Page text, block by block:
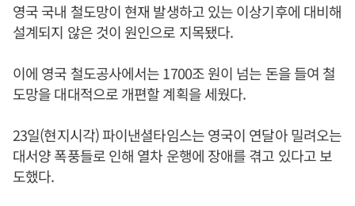
영국 국내 철도망이 현재 발생하고 있는 이상기후에 대비해
설계되지 않은 것이 원인으로 지목됐다.
이에 영국 철도공사에서는 1700조 원이 넘는 돈을 들여 철
도망을 대대적으로 개편할 계획을 세웠다.
23일(현지시각) 파이낸셜타임스는 영국이 연달아 밀려오는
대서양 폭풍들로 인해 열차 운행에 장애를 겪고 있다고 보
도했다.